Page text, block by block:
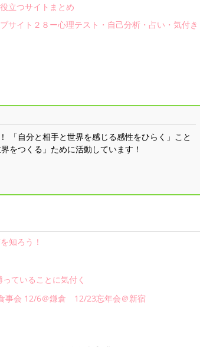
立つサイトまとめ
サイト２８ー心理テスト・自己分析・占い・気付き
「自分と相手と世界を感じる感性をひらく」こと
をつくる」ために活動しています！
知ろう！
ていることに気付く
事会 12/6＠鎌倉 12/23忘年会＠新宿